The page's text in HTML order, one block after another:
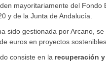
mayoritariamente del
y de la Junta de Andalucía.
sido gestionada por Arcano,
euros en proyectos
consiste en la recuperación